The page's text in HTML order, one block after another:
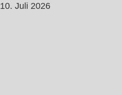
10. Juli 2026